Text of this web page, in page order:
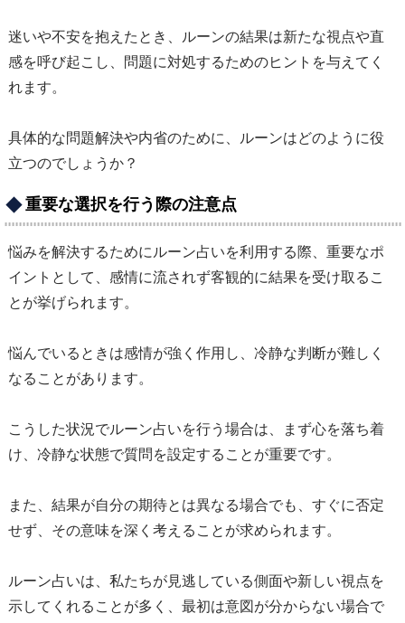
迷いや不安を抱えたとき、ルーンの結果は新たな視点や直
感を呼び起こし、問題に対処するためのヒントを与えてく
れます。
具体的な問題解決や内省のために、ルーンはどのように役
立つのでしょうか？
重要な選択を行う際の注意点
悩みを解決するためにルーン占いを利用する際、重要なポ
イントとして、感情に流されず客観的に結果を受け取るこ
とが挙げられます。
悩んでいるときは感情が強く作用し、冷静な判断が難しく
なることがあります。
こうした状況でルーン占いを行う場合は、まず心を落ち着
け、冷静な状態で質問を設定することが重要です。
また、結果が自分の期待とは異なる場合でも、すぐに否定
せず、その意味を深く考えることが求められます。
ルーン占いは、私たちが見逃している側面や新しい視点を
示してくれることが多く、最初は意図が分からない場合で